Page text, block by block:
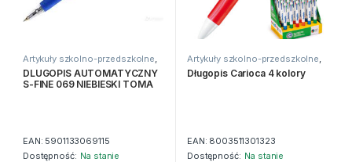
Artykuły szkolno-przedszkolne,
Długopisy,Do pisania ,Zwykłe
DLUGOPIS AUTOMATYCZNY
S-FINE 069 NIEBIESKI TOMA
EAN: 5901133069115
Dostępność: Na stanie
Artykuły szkolno-przedszkolne,
Długopisy ,Do pisania Zwykłe
Długopis Carioca 4 kolory
EAN: 8003511301323
Dostępność: Na stanie